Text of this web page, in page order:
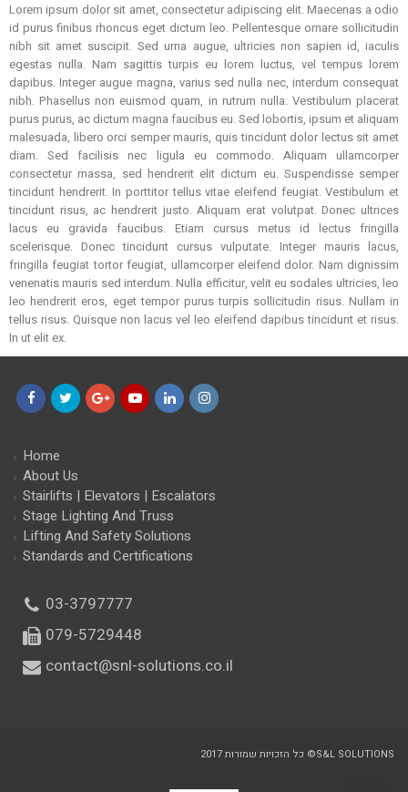
Lorem ipsum dolor sit amet, consectetur adipiscing elit. Maecenas a odio
id purus finibus rhoncus eget dictum leo. Pellentesque ornare sollicitudin
nibh sit amet suscipit. Sed urna augue, ultricies non sapien id, iaculis
egestas nulla. Nam sagittis turpis eu lorem luctus, vel tempus lorem
dapibus. Integer augue magna, varius sed nulla nec, interdum consequat
nibh. Phasellus non euismod quam, in rutrum nulla. Vestibulum placerat
purus purus, ac dictum magna faucibus eu. Sed lobortis, ipsum et aliquam
malesuada, libero orci semper mauris, quis tincidunt dolor lectus sit amet
diam. Sed facilisis nec ligula eu commodo. Aliquam ullamcorper
consectetur massa, sed hendrerit elit dictum eu. Suspendisse semper
tincidunt hendrerit. In porttitor tellus vitae eleifend feugiat. Vestibulum et
tincidunt risus, ac hendrerit justo. Aliquam erat volutpat. Donec ultrices
lacus eu gravida faucibus. Etiam cursus metus id lectus fringilla
scelerisque. Donec tincidunt cursus vulputate. Integer mauris lacus,
fringilla feugiat tortor feugiat, ullamcorper eleifend dolor. Nam dignissim
venenatis mauris sed interdum. Nulla efficitur, velit eu sodales ultricies, leo
leo hendrerit eros, eget tempor purus turpis sollicitudin risus. Nullam in
tellus risus. Quisque non lacus vel leo eleifend dapibus tincidunt et risus.
In ut elit ex.
Home
About Us
Stairlifts | Elevators | Escalators
Stage Lighting And Truss
Lifting And Safety Solutions
Standards and Certifications
03-3797777
079-5729448
contact@snl-solutions.co.il
כל הזכויות שמורות 2017 ©S&L SOLUTIONS